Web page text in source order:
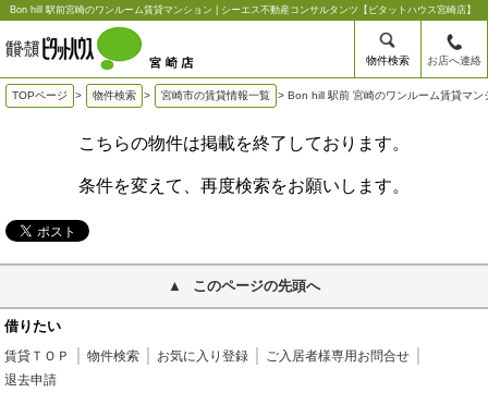
Bon hill 駅前宮崎のワンルーム賃貸マンション | シーエス不動産コンサルタンツ【ピタットハウス宮崎店】
物件検索 お店へ連絡
TOPページ > 物件検索 > 宮崎市の賃貸情報一覧 > Bon hill 駅前 宮崎のワンルーム賃貸マン
こちらの物件は掲載を終了しております。
条件を変えて、再度検索をお願いします。
このページの先頭へ
借りたい
賃貸ＴＯＰ 物件検索 お気に入り登録
ご入居者様専用お問合せ
退去申請